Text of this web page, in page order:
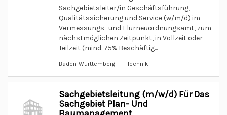
Sachgebietsleiter/in Geschäftsführung,
Qualitätssicherung und Service (w/m/d) im
Vermessungs- und Flurneuordnungsamt, zum
nächstmöglichen Zeitpunkt, in Vollzeit oder
Teilzeit (mind. 75% Beschäftig...
Baden-Württemberg | Technik
Sachgebietsleitung (m/w/d) Für Das
Sachgebiet Plan- Und